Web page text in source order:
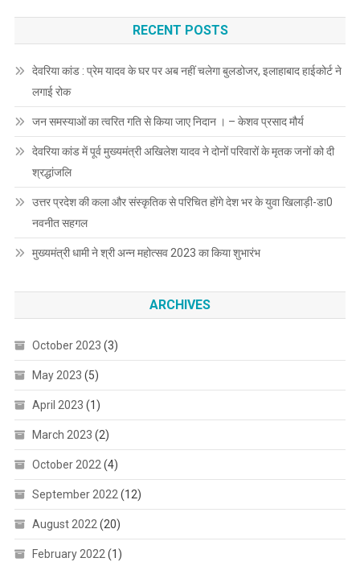
RECENT POSTS
देवरिया कांड : प्रेम यादव के घर पर अब नहीं चलेगा बुलडोजर, इलाहाबाद हाईकोर्ट ने
लगाई रोक
जन समस्याओं का त्वरित गति से किया जाए निदान । – केशव प्रसाद मौर्य
देवरिया कांड में पूर्व मुख्यमंत्री अखिलेश यादव ने दोनों परिवारों के मृतक जनों को दी
श्रद्धांजलि
उत्तर प्रदेश की कला और संस्कृतिक से परिचित होंगे देश भर के युवा खिलाड़ी-डा0
नवनीत सहगल
मुख्यमंत्री धामी ने श्री अन्न महोत्सव 2023 का किया शुभारंभ
ARCHIVES
October 2023 (3)
May 2023 (5)
April 2023 (1)
March 2023 (2)
October 2022 (4)
September 2022 (12)
August 2022 (20)
February 2022 (1)